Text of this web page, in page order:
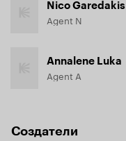
Nico Garedakis
Agent N
Annalene Luka
Agent A
Создатели